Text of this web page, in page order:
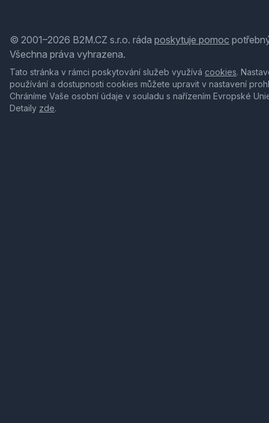
© 2001–2026 B2M.CZ s.r.o. ráda poskytuje pomoc
Všechna práva vyhrazena.
Tato stránka v rámci poskytování služeb využívá cookies.
používání a dostupnosti cookies můžete upravit v nastavení
Chráníme Vaše osobní údaje v souladu s nařízením Evropské
Detaily zde.